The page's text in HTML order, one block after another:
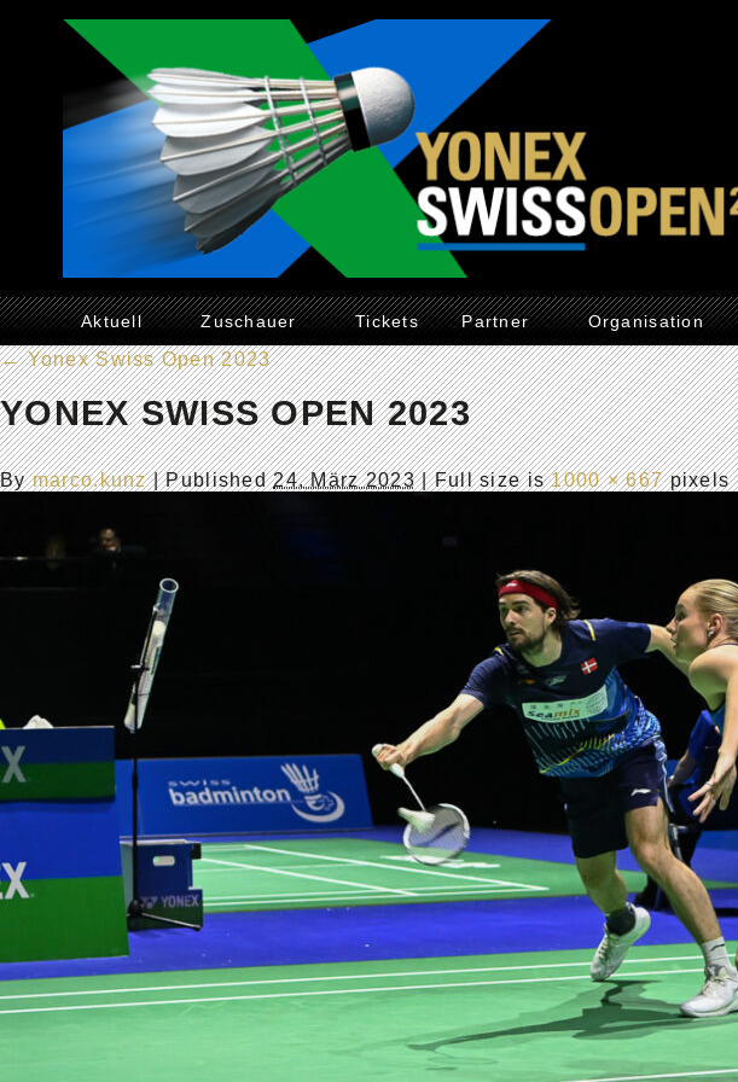
Aktuell Zuschauer Tickets Partner Organisation
←Yonex Swiss Open 2023
YONEX SWISS OPEN 2023
Bymarco.kunz |Published24. März 2023| Full size is1000 × 667pixels